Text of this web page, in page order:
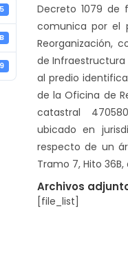
5
Decreto 1079 de
comunica por el
Reorganización,
de
al predio
de la Oficina de
catastral
ubicado en
respecto de un
Tramo 7, Hito
Archivos
[file_list]